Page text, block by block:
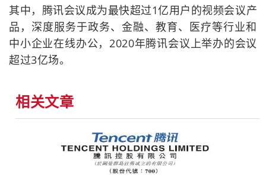
其中，腾讯会议成为最快超过1亿用户的视频会议产
品，深度服务于政务、金融、教育、医疗等行业和
中小企业在线办公，2020年腾讯会议上举办的会议
超过3亿场。
相关文章